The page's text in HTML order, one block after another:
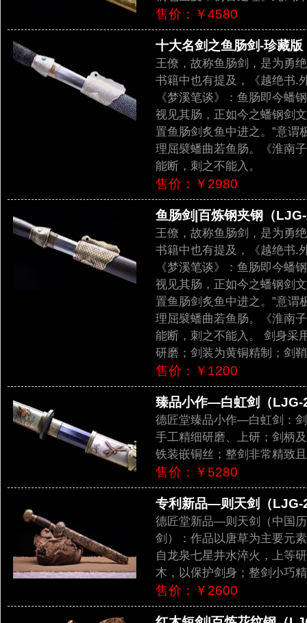
售价：￥4580
十大名剑之鱼肠剑-珍藏
王僚，故称鱼肠剑，是为勇
书籍中也有提及，《越绝书.
《梦溪笔谈》：鱼肠即今蟠
视见其肠，正如今之蟠钢剑
置鱼肠剑炙鱼中进之。”意谓
理屈襞蟠曲若鱼肠。《淮南
能断，刺之不能入。
售价：￥2980
鱼肠剑|百炼钢夹钢（
王僚，故称鱼肠剑，是为勇
书籍中也有提及，《越绝书.
《梦溪笔谈》：鱼肠即今蟠
视见其肠，正如今之蟠钢剑
置鱼肠剑炙鱼中进之。”意谓
理屈襞蟠曲若鱼肠。《淮南
能断，刺之不能入。 剑身采
研磨；剑装为黄铜精制；剑
售价：￥1200
臻品小作—白虹剑（LJG-
德匠堂臻品小作—白虹剑：
手工精细研磨、上研；剑柄
铁装嵌铜丝；整剑非常精致
售价：￥5280
专利新品—则天剑（LJG-
德匠堂新品—则天剑（中国
剑）：作品以唐草为主要元
自龙泉七星井水淬火，上等
木，以保护剑身；整剑小巧
售价：￥2600